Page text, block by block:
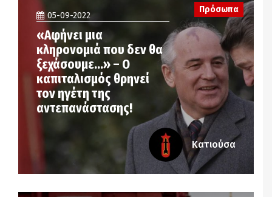
05-09-2022
«Αφήνει μια
κληρονομιά που δεν θα
ξεχάσουμε…» – Ο
καπιταλισμός θρηνεί
τον ηγέτη της
αντεπανάστασης!
Πρόσωπα
Κατιούσα